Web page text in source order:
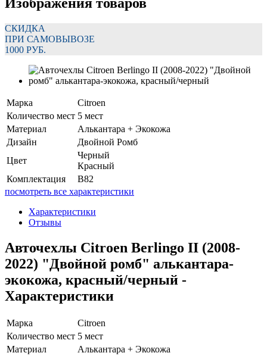
Изображения товаров
СКИДКА
ПРИ САМОВЫВОЗЕ
1000 РУБ.
Марка
Citroen
Количество мест 5 мест
Материал
Алькантара + Экокожа
Дизайн
Двойной Ромб
Цвет
Черный
Красный
Комплектация
B82
посмотреть все характеристики
Характеристики
Отзывы
Авточехлы Citroen Berlingo II (2008-
2022) "Двойной ромб" алькантара-
экокожа, красный/черный -
Характеристики
Марка
Citroen
Количество мест 5 мест
Материал
Алькантара + Экокожа